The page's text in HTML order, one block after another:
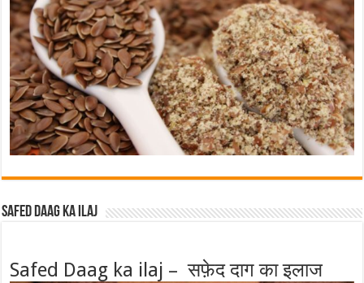
Safed Daag ka ilaj
Safed Daag ka ilaj – सफ़ेद दाग का इलाज